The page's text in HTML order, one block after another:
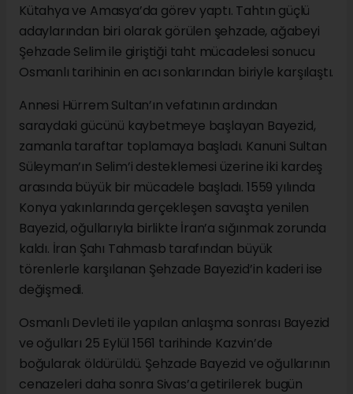
Kütahya ve Amasya’da görev yaptı. Tahtın güçlü
adaylarından biri olarak görülen şehzade, ağabeyi
Şehzade Selim ile giriştiği taht mücadelesi sonucu
Osmanlı tarihinin en acı sonlarından biriyle karşılaştı.
Annesi Hürrem Sultan’ın vefatının ardından
saraydaki gücünü kaybetmeye başlayan Bayezid,
zamanla taraftar toplamaya başladı. Kanuni Sultan
Süleyman’ın Selim’i desteklemesi üzerine iki kardeş
arasında büyük bir mücadele başladı. 1559 yılında
Konya yakınlarında gerçekleşen savaşta yenilen
Bayezid, oğullarıyla birlikte İran’a sığınmak zorunda
kaldı. İran Şahı Tahmasb tarafından büyük
törenlerle karşılanan Şehzade Bayezid’in kaderi ise
değişmedi.
Osmanlı Devleti ile yapılan anlaşma sonrası Bayezid
ve oğulları 25 Eylül 1561 tarihinde Kazvin’de
boğularak öldürüldü. Şehzade Bayezid ve oğullarının
cenazeleri daha sonra Sivas’a getirilerek bugün